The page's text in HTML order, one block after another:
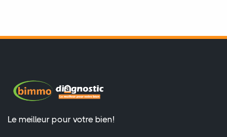
Le meilleur pour votre bien!